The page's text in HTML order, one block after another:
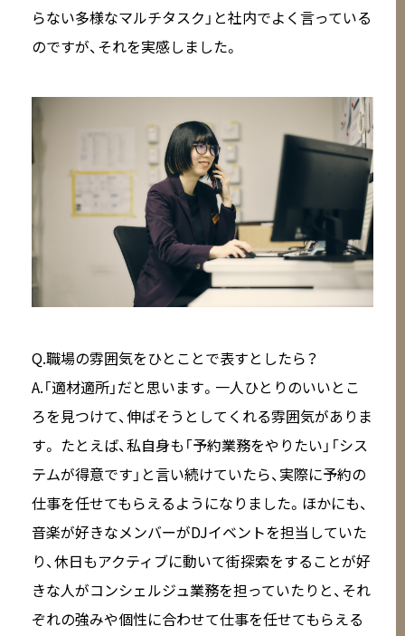
らない多様なマルチタスク」と社内でよく言っている
のですが、それを実感しました。
Q.職場の雰囲気をひとことで表すとしたら？
A.「適材適所」だと思います。一人ひとりのいいとこ
ろを見つけて、伸ばそうとしてくれる雰囲気がありま
す。 たとえば、私自身も「予約業務をやりたい」「シス
テムが得意です」と言い続けていたら、実際に予約の
仕事を任せてもらえるようになりました。ほかにも、
音楽が好きなメンバーがDJイベントを担当していた
り、休日もアクティブに動いて街探索をすることが好
きな人がコンシェルジュ業務を担っていたりと、それ
ぞれの強みや個性に合わせて仕事を任せてもらえる